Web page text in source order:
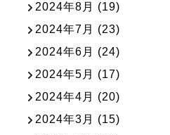
2024年8月 (19)
2024年7月 (23)
2024年6月 (24)
2024年5月 (17)
2024年4月 (20)
2024年3月 (15)